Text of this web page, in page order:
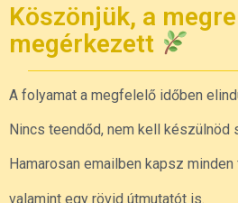
Köszönjük, a
megérkezett
A folyamat a megfelelő időben
Nincs teendőd, nem kell készülnöd
Hamarosan emailben kapsz
valamint egy rövid útmutatót is.